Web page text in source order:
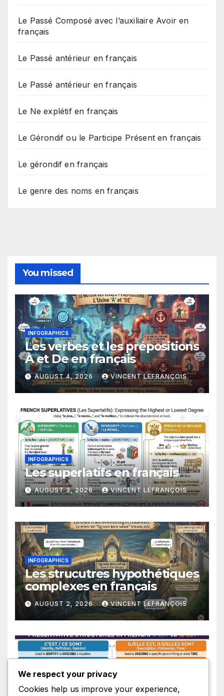
Le Passé Composé avec l’auxiliaire Avoir en
français
Le Passé antérieur en français
Le Passé antérieur en français
Le Ne explétif en français
Le Gérondif ou le Participe Présent en français
Le gérondif en français
Le genre des noms en français
You missed
INFOGRAPHICS
Les verbes et les prépositions
À et De en français
AUGUST 4, 2026 VINCENT LEFRANÇOIS
INFOGRAPHICS
Les superlatifs en français
AUGUST 3, 2026 VINCENT LEFRANÇOIS
INFOGRAPHICS
Les strucutres hypothétiques
complexes en français
AUGUST 2, 2026 VINCENT LEFRANÇOIS
INFOGRAPHICS
Les structures présentatives
We respect your privacy
Cookies help us improve your experience,